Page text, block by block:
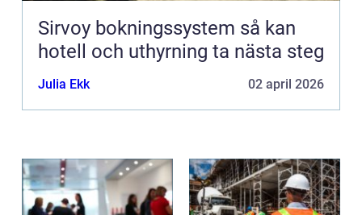
Sirvoy bokningssystem så kan
hotell och uthyrning ta nästa steg
Julia Ekk 02 april 2026